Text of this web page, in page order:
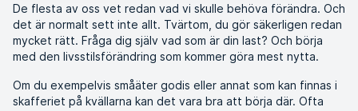
De flesta av oss vet redan vad vi skulle behöva förändra. Och
det är normalt sett inte allt. Tvärtom, du gör säkerligen redan
mycket rätt. Fråga dig själv vad som är din last? Och börja
med den livsstilsförändring som kommer göra mest nytta.
Om du exempelvis småäter godis eller annat som kan finnas i
skafferiet på kvällarna kan det vara bra att börja där. Ofta